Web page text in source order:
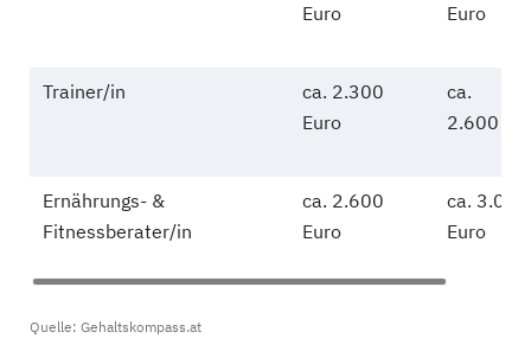
Euro
Euro
Trainer/in
ca. 2.300
Euro
ca.
2.600
Ernährungs- &
Fitnessberater/in
ca. 2.600
Euro
ca. 3.000
Euro
Quelle: Gehaltskompass.at